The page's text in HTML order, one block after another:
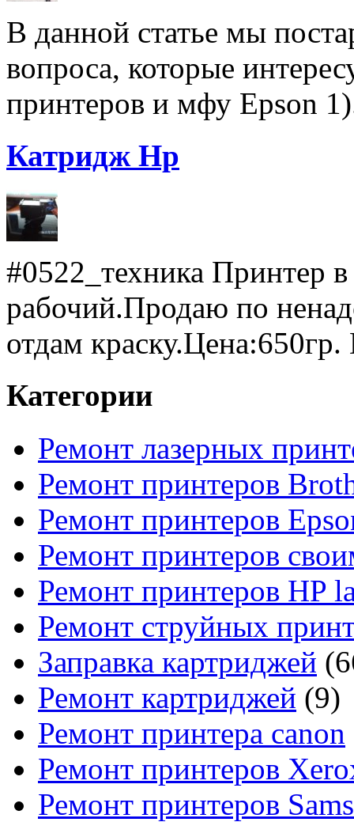
В данной статье мы
вопроса, которые
принтеров и мфу Epson
Катридж Hp
#0522_техника Принтер
рабочий.Продаю по
отдам краску.Цена:650гр.
Категории
Ремонт лазерных
Ремонт принтеров
Ремонт принтеров
Ремонт принтеров
Ремонт принтеров HP
Ремонт струйных
Заправка картриджей
Ремонт картриджей (9)
Ремонт принтера canon
Ремонт принтеров
Ремонт принтеров